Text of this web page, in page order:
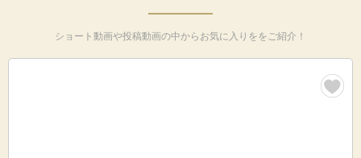
ショート動画や投稿動画の中からお気に入りををご紹介！